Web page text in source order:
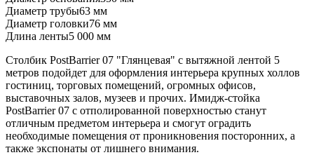
Диаметр трубы63 мм
Диаметр головки76 мм
Длина ленты5 000 мм
Столбик PostBarrier 07 "Глянцевая" с вытяжной лентой 5
метров подойдет для оформления интерьера крупных холлов
гостиниц, торговых помещений, огромных офисов,
выставочных залов, музеев и прочих. Имидж-стойка
PostBarrier 07 с отполированной поверхностью станут
отличным предметом интерьера и смогут оградить
необходимые помещения от проникновения посторонних, а
также экспонаты от лишнего внимания.